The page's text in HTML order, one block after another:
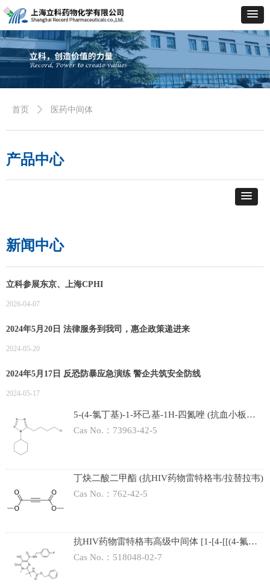
5-(4-氯丁基)-1-环己基-1H-四氮唑 (抗血小板及
抗凝血药物西洛他唑)
Cas No.：73963-42-5
丁炔二酸二甲酯 (抗HIV药物雷特格韦/拉替拉韦)
Cas No.：762-42-5
抗HIV药物雷特格韦高级中间体 [1-[4-[[(4-氟苄
基)氨基]羰基]-5-羟基-1-甲基-6-氧代-1,6-二氢嘧
Cas No.：518048-02-7
产品中心
新闻中心
立科参展东京、上海CPHI
2026-04-07
2024年5月20日 法律服务到我司，惠企政策递进来
2024-05-20
2024年5月17日 反恐防暴应急演练 警企共筑安全防线
2024-05-17
首页 ꄲ 医药中间体